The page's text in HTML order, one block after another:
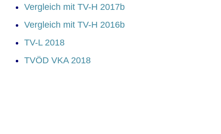
Vergleich mit TV-H 2017b
Vergleich mit TV-H 2016b
TV-L 2018
TVÖD VKA 2018